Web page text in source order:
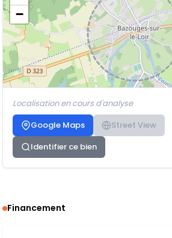
−
Localisation en cours d'analyse
Google Maps
Street View
Identifier ce bien
Financement